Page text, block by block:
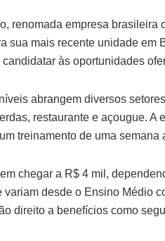
renomada empresa
sua mais recente unidade em
às oportunidades
abrangem diversos
restaurante e açougue.
treinamento de uma
chegar a R$ 4 mil,
variam desde o Ensino Médio
direito a benefícios como